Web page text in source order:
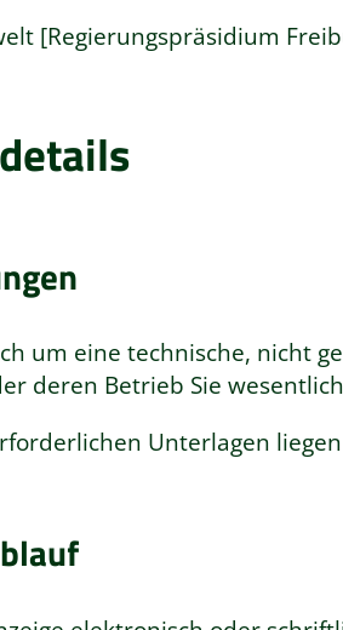
[Regierungspräsidium
um eine technische, nicht
deren Betrieb Sie
Unterlagen